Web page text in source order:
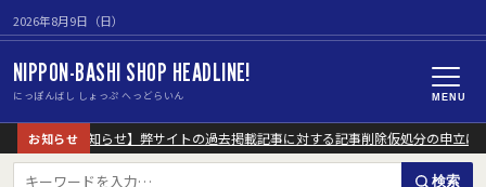
2026年8月9日（日）
NIPPON-BASHI SHOP HEADLINE!
にっぽんばし しょっぷ へっどらいん MENU
お知らせ
【重要なお知らせ】弊サイトの過去掲載記事に対する記事削除仮処分の申立に
検索